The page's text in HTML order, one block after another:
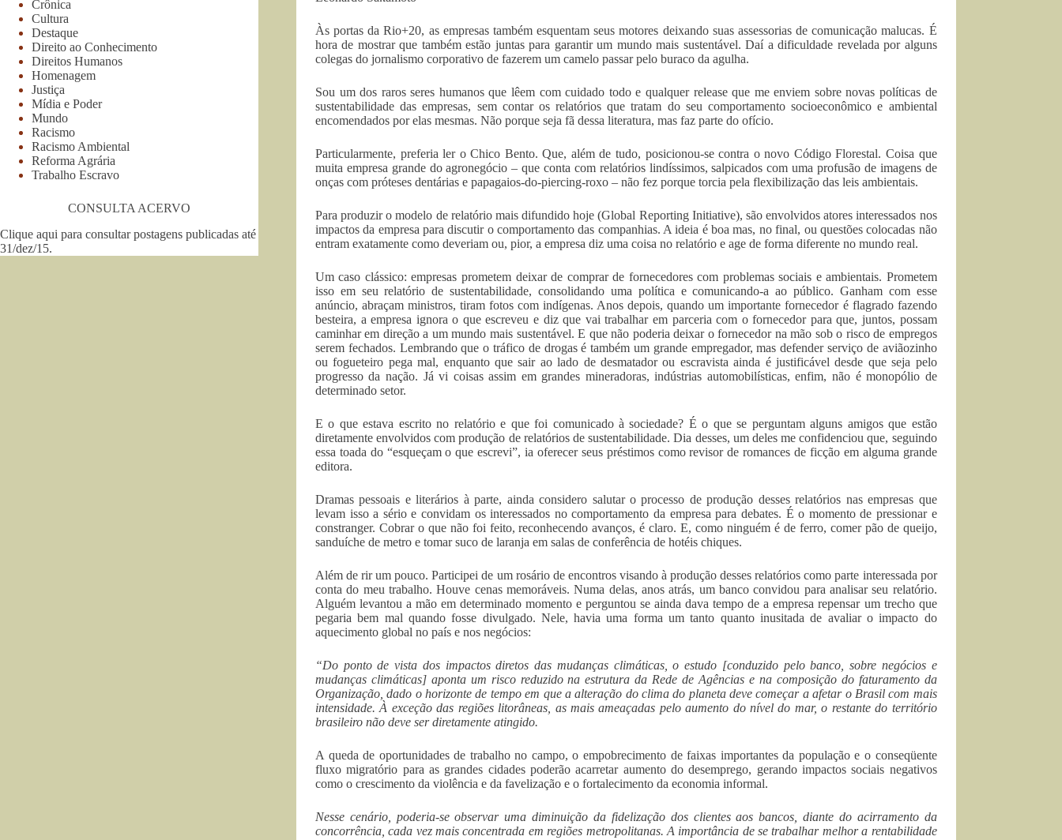
Às portas da Rio+20, as empresas também esquentam seus motores deixando suas assessorias de comunicação malucas. É
hora de mostrar que também estão juntas para garantir um mundo mais sustentável. Daí a dificuldade revelada por alguns
colegas do jornalismo corporativo de fazerem um camelo passar pelo buraco da agulha.
Sou um dos raros seres humanos que lêem com cuidado todo e qualquer release que me enviem sobre novas políticas de
sustentabilidade das empresas, sem contar os relatórios que tratam do seu comportamento socioeconômico e ambiental
encomendados por elas mesmas. Não porque seja fã dessa literatura, mas faz parte do ofício.
Particularmente, preferia ler o Chico Bento. Que, além de tudo, posicionou-se contra o novo Código Florestal. Coisa que
muita empresa grande do agronegócio – que conta com relatórios lindíssimos, salpicados com uma profusão de imagens de
onças com próteses dentárias e papagaios-do-piercing-roxo – não fez porque torcia pela flexibilização das leis ambientais.
Para produzir o modelo de relatório mais difundido hoje (Global Reporting Initiative), são envolvidos atores interessados nos
impactos da empresa para discutir o comportamento das companhias. A ideia é boa mas, no final, ou questões colocadas não
entram exatamente como deveriam ou, pior, a empresa diz uma coisa no relatório e age de forma diferente no mundo real.
Um caso clássico: empresas prometem deixar de comprar de fornecedores com problemas sociais e ambientais. Prometem
isso em seu relatório de sustentabilidade, consolidando uma política e comunicando-a ao público. Ganham com esse
anúncio, abraçam ministros, tiram fotos com indígenas. Anos depois, quando um importante fornecedor é flagrado fazendo
besteira, a empresa ignora o que escreveu e diz que vai trabalhar em parceria com o fornecedor para que, juntos, possam
caminhar em direção a um mundo mais sustentável. E que não poderia deixar o fornecedor na mão sob o risco de empregos
serem fechados. Lembrando que o tráfico de drogas é também um grande empregador, mas defender serviço de aviãozinho
ou fogueteiro pega mal, enquanto que sair ao lado de desmatador ou escravista ainda é justificável desde que seja pelo
progresso da nação. Já vi coisas assim em grandes mineradoras, indústrias automobilísticas, enfim, não é monopólio de
determinado setor.
E o que estava escrito no relatório e que foi comunicado à sociedade? É o que se perguntam alguns amigos que estão
diretamente envolvidos com produção de relatórios de sustentabilidade. Dia desses, um deles me confidenciou que, seguindo
essa toada do “esqueçam o que escrevi”, ia oferecer seus préstimos como revisor de romances de ficção em alguma grande
editora.
Dramas pessoais e literários à parte, ainda considero salutar o processo de produção desses relatórios nas empresas que
levam isso a sério e convidam os interessados no comportamento da empresa para debates. É o momento de pressionar e
constranger. Cobrar o que não foi feito, reconhecendo avanços, é claro. E, como ninguém é de ferro, comer pão de queijo,
sanduíche de metro e tomar suco de laranja em salas de conferência de hotéis chiques.
Além de rir um pouco. Participei de um rosário de encontros visando à produção desses relatórios como parte interessada por
conta do meu trabalho. Houve cenas memoráveis. Numa delas, anos atrás, um banco convidou para analisar seu relatório.
Alguém levantou a mão em determinado momento e perguntou se ainda dava tempo de a empresa repensar um trecho que
pegaria bem mal quando fosse divulgado. Nele, havia uma forma um tanto quanto inusitada de avaliar o impacto do
aquecimento global no país e nos negócios:
“Do ponto de vista dos impactos diretos das mudanças climáticas, o estudo [conduzido pelo banco, sobre negócios e
mudanças climáticas] aponta um risco reduzido na estrutura da Rede de Agências e na composição do faturamento da
Organização, dado o horizonte de tempo em que a alteração do clima do planeta deve começar a afetar o Brasil com mais
intensidade. À exceção das regiões litorâneas, as mais ameaçadas pelo aumento do nível do mar, o restante do território
brasileiro não deve ser diretamente atingido.
A queda de oportunidades de trabalho no campo, o empobrecimento de faixas importantes da população e o conseqüente
fluxo migratório para as grandes cidades poderão acarretar aumento do desemprego, gerando impactos sociais negativos
como o crescimento da violência e da favelização e o fortalecimento da economia informal.
Nesse cenário, poderia-se observar uma diminuição da fidelização dos clientes aos bancos, diante do acirramento da
concorrência, cada vez mais concentrada em regiões metropolitanas. A importância de se trabalhar melhor a rentabilidade
Crônica
Cultura
Destaque
Direito ao Conhecimento
Direitos Humanos
Homenagem
Justiça
Mídia e Poder
Mundo
Racismo
Racismo Ambiental
Reforma Agrária
Trabalho Escravo
CONSULTA ACERVO
Clique aqui para consultar postagens publicadas até
31/dez/15.